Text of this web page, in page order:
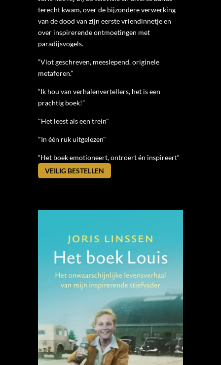
terecht kwam, over de bijzondere verwerking
van de dood van zijn eerste vriendinnetje en
over inspirerende ontmoetingen met
paradijsvogels.
“Vlot geschreven, meeslepend, originele
metaforen.”
“Ik hou van verhalenvertellers, het is een
prachtig boek!”
"Het leest als een trein"
"In één ruk uitgelezen"
“Het boek emotioneert, ontroert én inspireert“
VEILIG BESTELLEN